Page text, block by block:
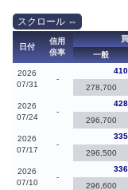
日付
信用
倍率
一般
2026
07/31
-
278,700
2026
07/24
-
296,700
2026
07/17
-
296,500
2026
07/10
-
296,600